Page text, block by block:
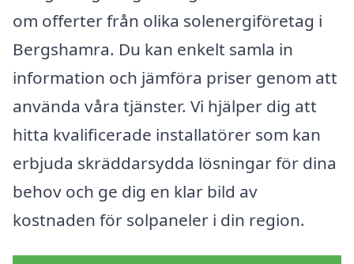
om offerter från olika solenergiföretag i
Bergshamra. Du kan enkelt samla in
information och jämföra priser genom att
använda våra tjänster. Vi hjälper dig att
hitta kvalificerade installatörer som kan
erbjuda skräddarsydda lösningar för dina
behov och ge dig en klar bild av
kostnaden för solpaneler i din region.